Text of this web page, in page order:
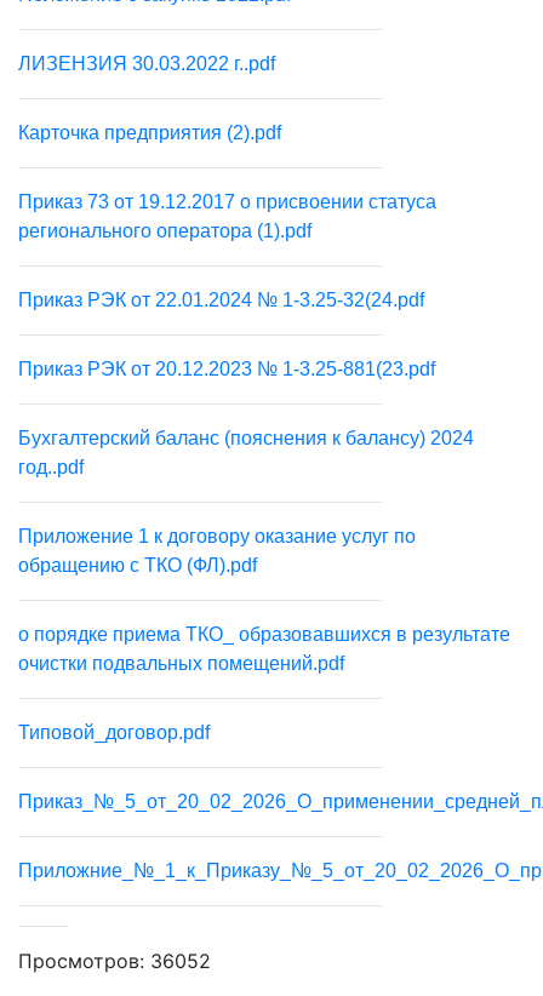
ЛИЗЕНЗИЯ 30.03.2022 г..pdf
Карточка предприятия (2).pdf
Приказ 73 от 19.12.2017 о присвоении статуса
регионального оператора (1).pdf
Приказ РЭК от 22.01.2024 № 1-3.25-32(24.pdf
Приказ РЭК от 20.12.2023 № 1-3.25-881(23.pdf
Бухгалтерский баланс (пояснения к балансу) 2024
год..pdf
Приложение 1 к договору оказание услуг по
обращению с ТКО (ФЛ).pdf
о порядке приема ТКО_ образовавшихся в результате
очистки подвальных помещений.pdf
Типовой_договор.pdf
Просмотров: 36052